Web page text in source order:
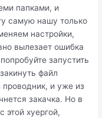
папками, и
самую нашу только
настройки,
вылезает ошибка
запустить
файл
проводник, и уже из
закачка. Но в
этой хуергой,